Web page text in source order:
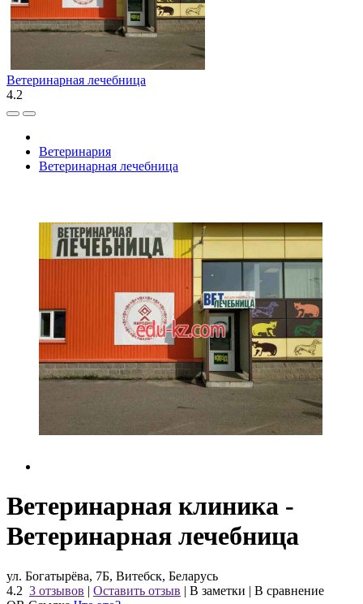
Ветеринарная лечебница
4.2
Ветеринария
Ветеринарная лечебница
Ветеринарная клиника -
Ветеринарная лечебница
ул. Богатырёва, 7Б, Витебск, Беларусь
4.2 3 отзывов | Оставить отзыв | В заметки | В сравнение